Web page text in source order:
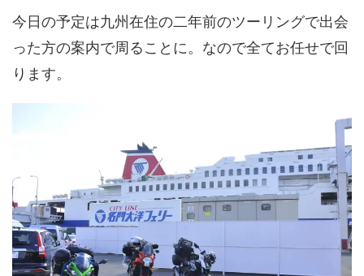
今日の予定は九州在住の二年前のツーリングで出会
った方の案内で周ることに。なので全てお任せで回
ります。